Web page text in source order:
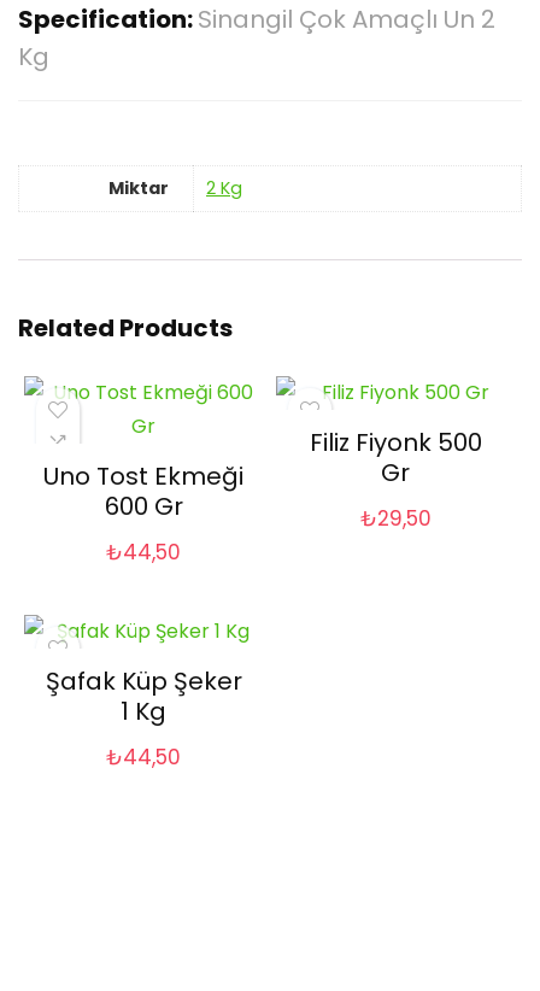
Specification:Sinangil Çok Amaçlı Un 2
Kg
Miktar 2 Kg
Related Products
Uno Tost Ekmeği
600 Gr
₺44,50
Filiz Fiyonk 500
Gr
₺29,50
Şafak Küp Şeker
1 Kg
₺44,50